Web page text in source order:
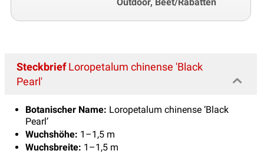
Outdoor, Beet/Rabatten
SteckbriefLoropetalum chinense 'Black
Pearl'
Botanischer Name: Loropetalum chinense ‘Black
Pearl’
Wuchshöhe: 1–1,5 m
Wuchsbreite: 1–1,5 m